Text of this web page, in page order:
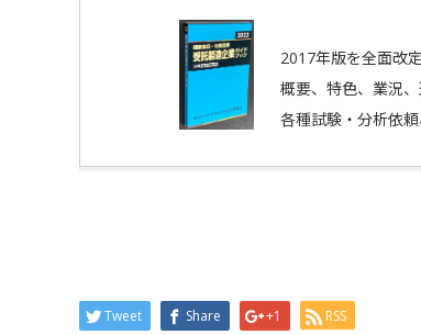
2017年版を全面改
概要、特色、業況
各種試験・分析依
Tweet Share +1 RSS